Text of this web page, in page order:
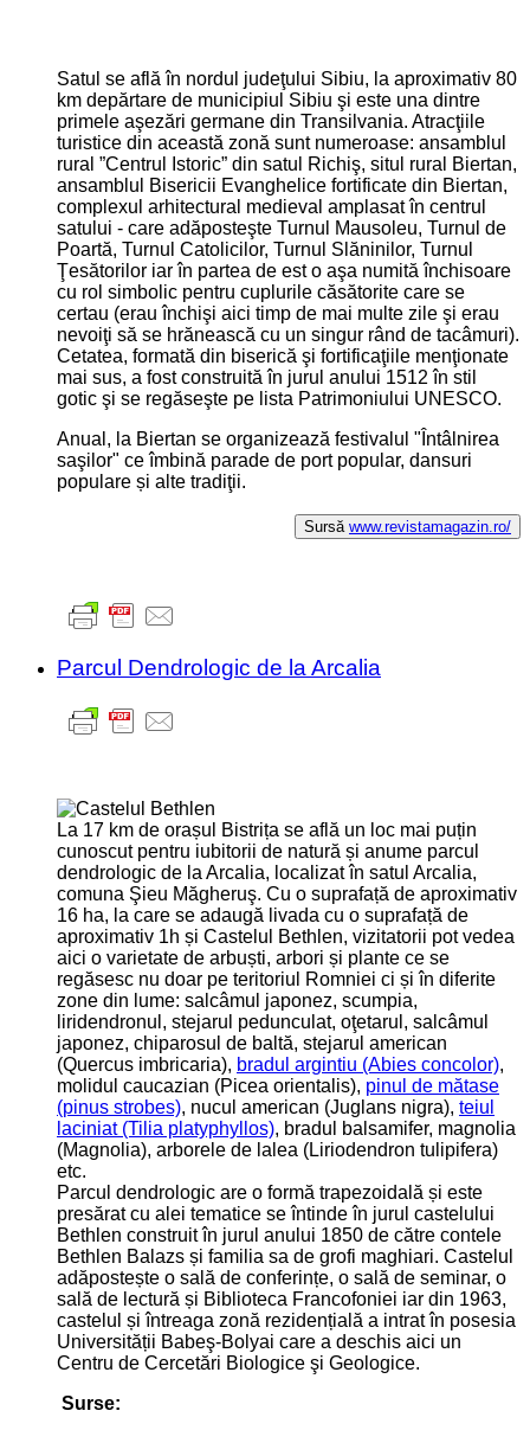
Satul se află în nordul judeţului Sibiu, la aproximativ 80
km depărtare de municipiul Sibiu şi este una dintre
primele aşezări germane din Transilvania. Atracţiile
turistice din această zonă sunt numeroase: ansamblul
rural ”Centrul Istoric” din satul Richiş, situl rural Biertan,
ansamblul Bisericii Evanghelice fortificate din Biertan,
complexul arhitectural medieval amplasat în centrul
satului - care adăposteşte Turnul Mausoleu, Turnul de
Poartă, Turnul Catolicilor, Turnul Slăninilor, Turnul
Ţesătorilor iar în partea de est o aşa numită închisoare
cu rol simbolic pentru cuplurile căsătorite care se
certau (erau închişi aici timp de mai multe zile şi erau
nevoiţi să se hrănească cu un singur rând de tacâmuri).
Cetatea, formată din biserică şi fortificaţiile menţionate
mai sus, a fost construită în jurul anului 1512 în stil
gotic şi se regăseşte pe lista Patrimoniului UNESCO.
Anual, la Biertan se organizează festivalul "Întâlnirea
saşilor" ce îmbină parade de port popular, dansuri
populare și alte tradiţii.
Sursă www.revistamagazin.ro/
Parcul Dendrologic de la Arcalia
La 17 km de orașul Bistrița se află un loc mai puțin
cunoscut pentru iubitorii de natură și anume parcul
dendrologic de la Arcalia, localizat în satul Arcalia,
comuna Şieu Măgheruş. Cu o suprafață de aproximativ
16 ha, la care se adaugă livada cu o suprafață de
aproximativ 1h și Castelul Bethlen, vizitatorii pot vedea
aici o varietate de arbuști, arbori și plante ce se
regăsesc nu doar pe teritoriul Romniei ci și în diferite
zone din lume: salcâmul japonez, scumpia,
liridendronul, stejarul pedunculat, oţetarul, salcâmul
japonez, chiparosul de baltă, stejarul american
(Quercus imbricaria), bradul argintiu (Abies concolor),
molidul caucazian (Picea orientalis), pinul de mătase
(pinus strobes), nucul american (Juglans nigra), teiul
laciniat (Tilia platyphyllos), bradul balsamifer, magnolia
(Magnolia), arborele de lalea (Liriodendron tulipifera)
etc.
Parcul dendrologic are o formă trapezoidală și este
presărat cu alei tematice se întinde în jurul castelului
Bethlen construit în jurul anului 1850 de către contele
Bethlen Balazs și familia sa de grofi maghiari. Castelul
adăpostește o sală de conferințe, o sală de seminar, o
sală de lectură și Biblioteca Francofoniei iar din 1963,
castelul și întreaga zonă rezidențială a intrat în posesia
Universității Babeş-Bolyai care a deschis aici un
Centru de Cercetări Biologice şi Geologice.
Surse: